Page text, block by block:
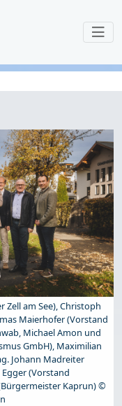
am See), Christoph
Maierhofer (Vorstand
Michael Amon und
GmbH), Maximilian
Johann Madreiter
(Vorstand
Kaprun) ©